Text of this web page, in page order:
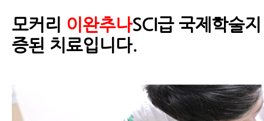
모커리 이완추나SCI급 국제학술
증된 치료입니다.